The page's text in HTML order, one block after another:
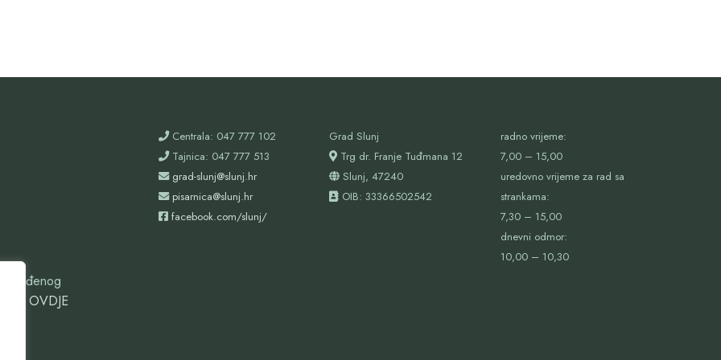
OVDJE
Centrala: 047 777 102
Tajnica: 047 777 513
grad-slunj@slunj.hr
pisarnica@slunj.hr
facebook.com/slunj/
Grad Slunj
Trg dr. Franje Tuđmana 12
Slunj, 47240
OIB: 33366502542
radno vrijeme:
7,00 – 15,00
uredovno vrijeme za rad sa
strankama:
7,30 – 15,00
dnevni odmor:
10,00 – 10,30